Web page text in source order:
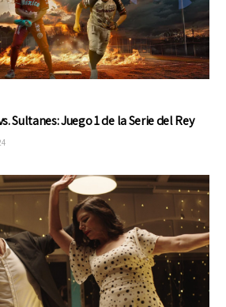
Sultanes: Juego 1 de la Serie del Rey